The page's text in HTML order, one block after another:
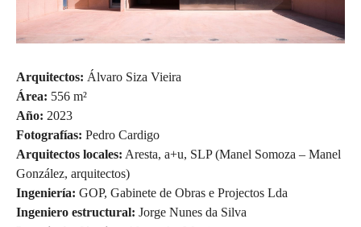
Arquitectos: Álvaro Siza Vieira
Área: 556 m²
Año: 2023
Fotografías: Pedro Cardigo
Arquitectos locales: Aresta, a+u, SLP (Manel Somoza – Manel
González, arquitectos)
Ingeniería: GOP, Gabinete de Obras e Projectos Lda
Ingeniero estructural: Jorge Nunes da Silva